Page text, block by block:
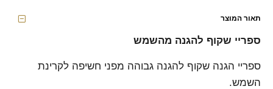
תאור המוצר
ספריי שקוף להגנה מהשמש
ספריי הגנה שקוף להגנה גבוהה מפני חשיפה לקרינת
השמש.